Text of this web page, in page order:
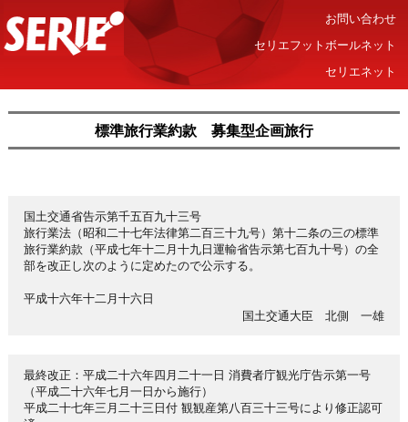
お問い合わせ
セリエフットボールネット
セリエネット
標準旅行業約款 募集型企画旅行
国土交通省告示第千五百九十三号
旅行業法（昭和二十七年法律第二百三十九号）第十二条の三の標準
旅行業約款（平成七年十二月十九日運輸省告示第七百九十号）の全
部を改正し次のように定めたので公示する。
平成十六年十二月十六日
国土交通大臣 北側 一雄
最終改正：平成二十六年四月二十一日 消費者庁観光庁告示第一号
（平成二十六年七月一日から施行）
平成二十七年三月二十三日付 観観産第八百三十三号により修正認可